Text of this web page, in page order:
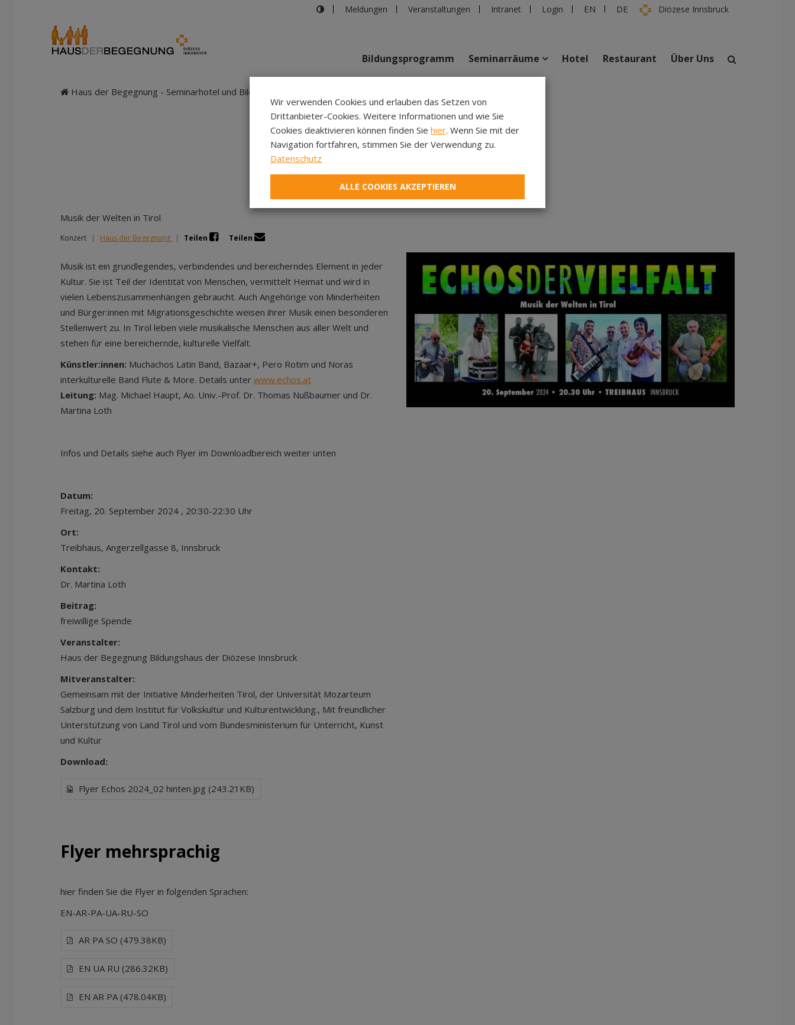
Meldungen Veranstaltungen Intranet Login EN DE Diözese Innsbruck
Bildungsprogramm Seminarräume Hotel Restaurant Über Uns
Haus der Begegnung - Seminarhotel und Bildungshaus in Innsbruck
Echos der Vielfalt
Musik der Welten in Tirol
Konzert | Haus der Begegnung | Teilen Teilen
Musik ist ein grundlegendes, verbindendes und bereicherndes Element in jeder
Kultur. Sie ist Teil der Identität von Menschen, vermittelt Heimat und wird in
vielen Lebenszusammenhängen gebraucht. Auch Angehörige von Minderheiten
und Bürger:innen mit Migrationsgeschichte weisen ihrer Musik einen besonderen
Stellenwert zu. In Tirol leben viele musikalische Menschen aus aller Welt und
stehen für eine bereichernde, kulturelle Vielfalt.
Künstler:innen: Muchachos Latin Band, Bazaar+, Pero Rotim und Noras
interkulturelle Band Flute & More. Details unter www.echos.at
Leitung: Mag. Michael Haupt, Ao. Univ.-Prof. Dr. Thomas Nußbaumer und Dr.
Martina Loth
Infos und Details siehe auch Flyer im Downloadbereich weiter unten
Datum:
Freitag, 20. September 2024 , 20:30-22:30 Uhr
Ort:
Treibhaus, Angerzellgasse 8, Innsbruck
Kontakt:
Dr. Martina Loth
Beitrag:
freiwillige Spende
Veranstalter:
Haus der Begegnung Bildungshaus der Diözese Innsbruck
Mitveranstalter:
Gemeinsam mit der Initiative Minderheiten Tirol, der Universität Mozarteum
Salzburg und dem Institut für Volkskultur und Kulturentwicklung., Mit freundlicher
Unterstützung von Land Tirol und vom Bundesministerium für Unterricht, Kunst
und Kultur
Download:
Flyer Echos 2024_02 hinten.jpg (243.21KB)
Flyer mehrsprachig
hier finden Sie die Flyer in folgenden Sprachen:
EN-AR-PA-UA-RU-SO
AR PA SO (479.38KB)
EN UA RU (286.32KB)
EN AR PA (478.04KB)
Wir verwenden Cookies und erlauben das Setzen von
Drittanbieter-Cookies. Weitere Informationen und wie Sie
Cookies deaktivieren können finden Sie hier. Wenn Sie mit der
Navigation fortfahren, stimmen Sie der Verwendung zu.
Datenschutz
ALLE COOKIES AKZEPTIEREN